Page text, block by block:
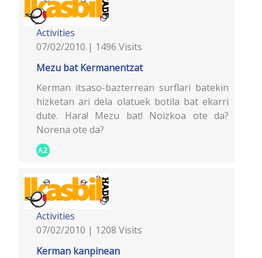
Activities
07/02/2010 | 1496 Visits
Mezu bat Kermanentzat
Kerman itsaso-bazterrean surflari batekin
hizketan ari dela olatuek botila bat ekarri
dute. Hara! Mezu bat! Noizkoa ote da?
Norena ote da?
A2
Activities
07/02/2010 | 1208 Visits
Kerman kanpinean